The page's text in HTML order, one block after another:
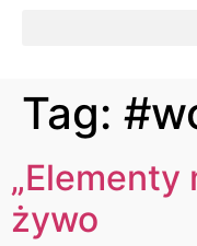
Tag:
„Elementy
żywo